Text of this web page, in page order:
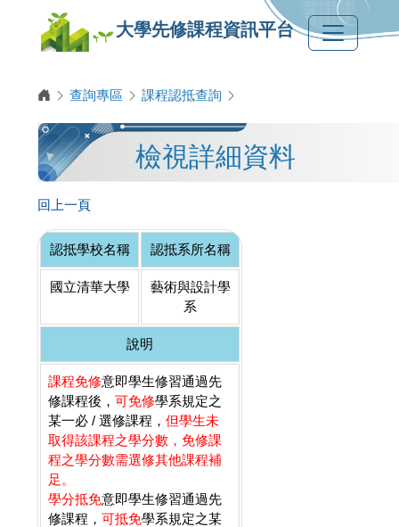
大學先修課程資訊平台
查詢專區 課程認抵查詢
檢視詳細資料
回上一頁
認抵學校名稱 認抵系所名稱
國立清華大學
藝術與設計學
系
說明
課程免修意即學生修習通過先
修課程後， 可免修學系規定之
某一必 / 選修課程， 但學生未
取得該課程之學分數，免修課
程之學分數需選修其他課程補
足。
學分抵免意即學生修習通過先
修課程， 可抵免學系規定之某